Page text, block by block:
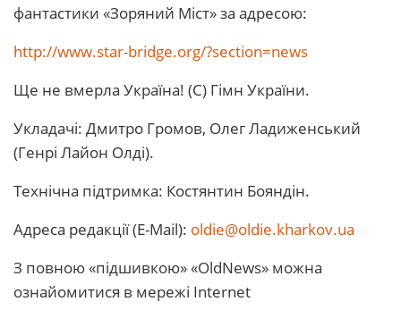
фантастики «Зоряний Міст» за адресою:
http://www.star-bridge.org/?section=news
Ще не вмерла Україна! (С) Гімн України.
Укладачі: Дмитро Громов, Олег Ладиженський
(Генрі Лайон Олді).
Технічна підтримка: Костянтин Бояндін.
Адреса редакції (E-Mail): oldie@oldie.kharkov.ua
З повною «підшивкою» «OldNews» можна
ознайомитися в мережі Internet